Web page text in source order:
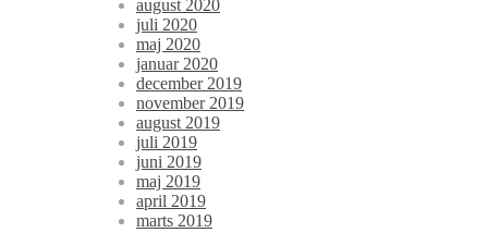
august 2020
juli 2020
maj 2020
januar 2020
december 2019
november 2019
august 2019
juli 2019
juni 2019
maj 2019
april 2019
marts 2019